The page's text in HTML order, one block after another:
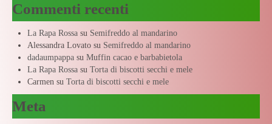
Commenti recenti
La Rapa Rossa su Semifreddo al mandarino
Alessandra Lovato su Semifreddo al mandarino
dadaumpappa su Muffin cacao e barbabietola
La Rapa Rossa su Torta di biscotti secchi e mele
Carmen su Torta di biscotti secchi e mele
Meta